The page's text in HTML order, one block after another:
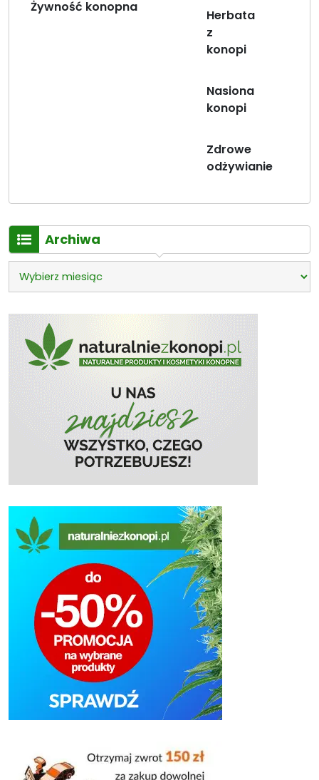
Żywność konopna
Herbata
z
konopi
Nasiona
konopi
Zdrowe
odżywianie
Archiwa
Archiwa